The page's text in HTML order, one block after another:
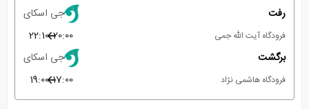
رفت جی اسکای
فرودگاه آیت الله جمی 20:00
22:10
برگشت
جی اسکای
فرودگاه هاشمی نژاد 17:00
19:00